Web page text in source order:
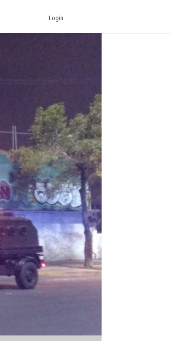
Login